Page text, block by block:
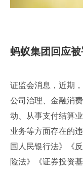
蚂蚁集团回应
证监会消息，近期
公司治理、金融消
动、从事支付结算
业务等方面存在的
国人民银行法》《
险法》《证券投资